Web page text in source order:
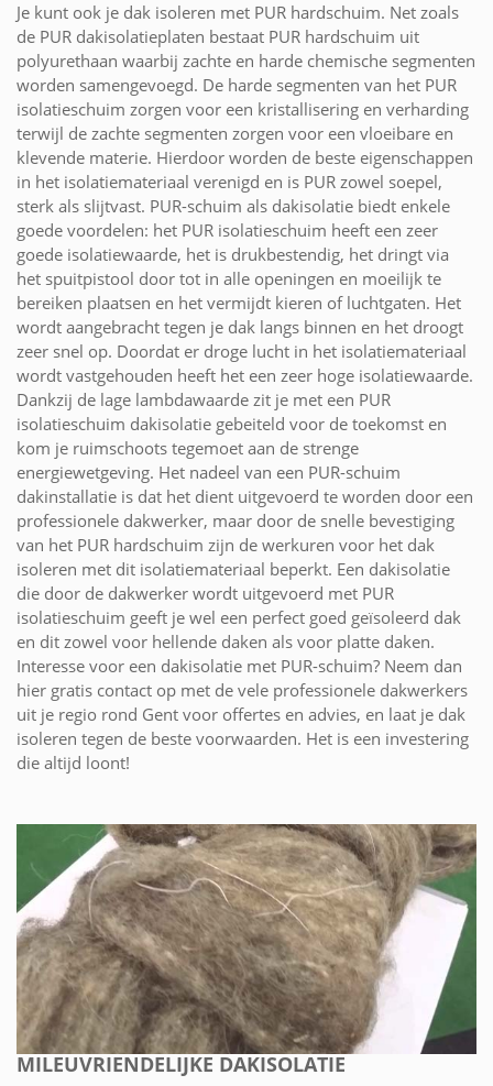
Je kunt ook je dak isoleren met PUR hardschuim. Net zoals
de PUR dakisolatieplaten bestaat PUR hardschuim uit
polyurethaan waarbij zachte en harde chemische segmenten
worden samengevoegd. De harde segmenten van het PUR
isolatieschuim zorgen voor een kristallisering en verharding
terwijl de zachte segmenten zorgen voor een vloeibare en
klevende materie. Hierdoor worden de beste eigenschappen
in het isolatiemateriaal verenigd en is PUR zowel soepel,
sterk als slijtvast. PUR-schuim als dakisolatie biedt enkele
goede voordelen: het PUR isolatieschuim heeft een zeer
goede isolatiewaarde, het is drukbestendig, het dringt via
het spuitpistool door tot in alle openingen en moeilijk te
bereiken plaatsen en het vermijdt kieren of luchtgaten. Het
wordt aangebracht tegen je dak langs binnen en het droogt
zeer snel op. Doordat er droge lucht in het isolatiemateriaal
wordt vastgehouden heeft het een zeer hoge isolatiewaarde.
Dankzij de lage lambdawaarde zit je met een PUR
isolatieschuim dakisolatie gebeiteld voor de toekomst en
kom je ruimschoots tegemoet aan de strenge
energiewetgeving. Het nadeel van een PUR-schuim
dakinstallatie is dat het dient uitgevoerd te worden door een
professionele dakwerker, maar door de snelle bevestiging
van het PUR hardschuim zijn de werkuren voor het dak
isoleren met dit isolatiemateriaal beperkt. Een dakisolatie
die door de dakwerker wordt uitgevoerd met PUR
isolatieschuim geeft je wel een perfect goed geïsoleerd dak
en dit zowel voor hellende daken als voor platte daken.
Interesse voor een dakisolatie met PUR-schuim? Neem dan
hier gratis contact op met de vele professionele dakwerkers
uit je regio rond Gent voor offertes en advies, en laat je dak
isoleren tegen de beste voorwaarden. Het is een investering
die altijd loont!
MILEUVRIENDELIJKE DAKISOLATIE